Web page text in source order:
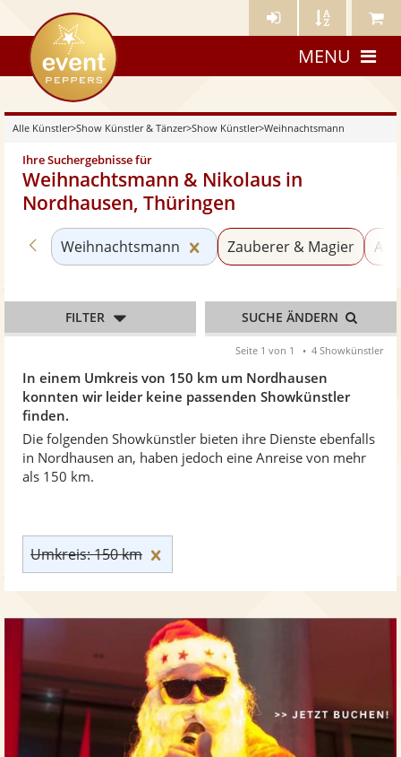
Künstler- Künstler Meine
eventpeppers
MENU
Alle Künstler>Show Künstler & Tänzer>Show Künstler>Weihnachtsmann
Ihre Suchergebnisse für
Weihnachtsmann & Nikolaus in
Nordhausen, Thüringen
In einem Umkreis von 150 km um Nordhausen
konnten wir leider keine passenden Showkünstler
finden.
Die folgenden Showkünstler bieten ihre Dienste ebenfalls
in Nordhausen an, haben jedoch eine Anreise von mehr
als 150 km.
Zurück zu «Show Künstler»
Weihnachtsmann Kategorie
Zauberer & Magier
Umkreis: 150 km
FILTER SUCHE ÄNDERN
Seite 1 von 1 4 Showkünstler